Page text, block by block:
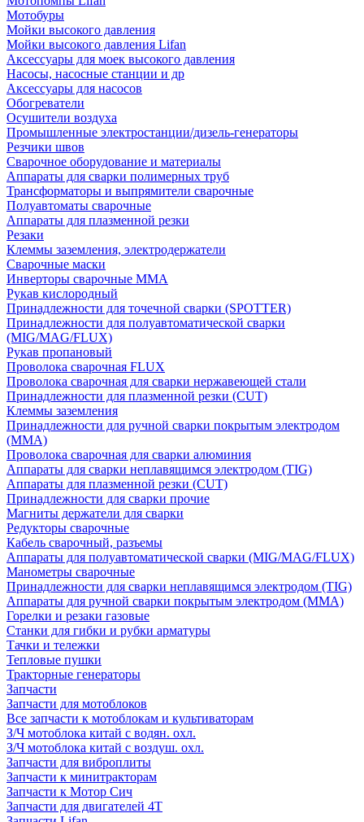
Мотобуры
Мойки высокого давления
Мойки высокого давления Lifan
Аксессуары для моек высокого давления
Насосы, насосные станции и др
Аксессуары для насосов
Обогреватели
Осушители воздуха
Промышленные электростанции/дизель-генераторы
Резчики швов
Сварочное оборудование и материалы
Аппараты для сварки полимерных труб
Трансформаторы и выпрямители сварочные
Полуавтоматы сварочные
Аппараты для плазменной резки
Резаки
Клеммы заземления, электродержатели
Сварочные маски
Инверторы сварочные ММА
Рукав кислородный
Принадлежности для точечной сварки (SPOTTER)
Принадлежности для полуавтоматической сварки
(MIG/MAG/FLUX)
Рукав пропановый
Проволока сварочная FLUX
Проволока сварочная для сварки нержавеющей стали
Принадлежности для плазменной резки (CUT)
Клеммы заземления
Принадлежности для ручной сварки покрытым электродом
(MMA)
Проволока сварочная для сварки алюминия
Аппараты для сварки неплавящимся электродом (TIG)
Аппараты для плазменной резки (CUT)
Принадлежности для сварки прочие
Магниты держатели для сварки
Редукторы сварочные
Кабель сварочный, разъемы
Аппараты для полуавтоматической сварки (MIG/MAG/FLUX)
Манометры сварочные
Принадлежности для сварки неплавящимся электродом (TIG)
Аппараты для ручной сварки покрытым электродом (MMA)
Горелки и резаки газовые
Станки для гибки и рубки арматуры
Тачки и тележки
Тепловые пушки
Тракторные генераторы
Запчасти
Запчасти для мотоблоков
Все запчасти к мотоблокам и культиваторам
З/Ч мотоблока китай с водян. охл.
З/Ч мотоблока китай с воздуш. охл.
Запчасти для виброплиты
Запчасти к минитракторам
Запчасти к Мотор Сич
Запчасти для двигателей 4Т